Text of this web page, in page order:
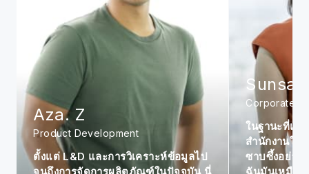
Sunsanee. A
Corporate
ในฐานะที่เป็นสมาชิกรุ่นแรกๆ ใน
สำนักงานในประเทศไทย ฉันรู้สึก
ซาบซึ้งอย่างมากเกี่ยวกับบริษัท สำหรับ
Siwat.
Management
เป็นเป้าหมา